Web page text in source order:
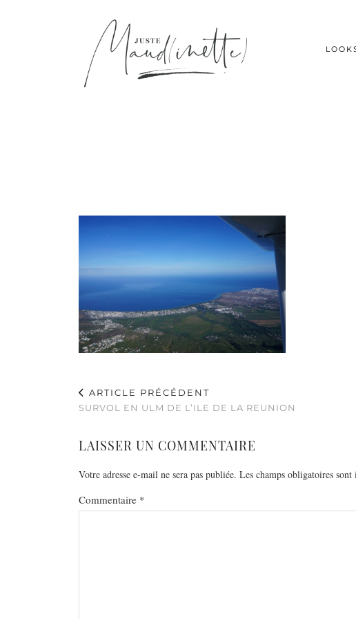
ARTICLE PRÉCÉDENT
SURVOL EN ULM DE L’ILE DE LA REUNION
LAISSER UN COMMENTAIRE
Votre adresse e-mail ne sera pas publiée. Les champs obligatoires sont
Commentaire *